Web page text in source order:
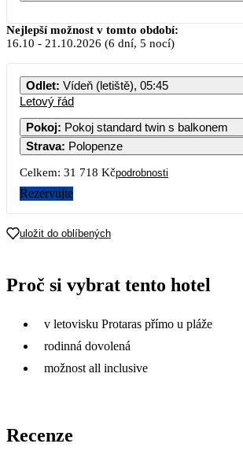
Nejlepší možnost v tomto období:
16.10 - 21.10.2026 (6 dní, 5 nocí)
Odlet: Vídeň (letiště), 05:45
Letový řád
Pokoj:
Pokoj standard twin s balkonem
Strava: Polopenze
Celkem: 31 718 Kčpodrobnosti
Rezervujte
uložit do oblíbených
Proč si vybrat tento hotel
v letovisku Protaras přímo u pláže
rodinná dovolená
možnost all inclusive
Recenze